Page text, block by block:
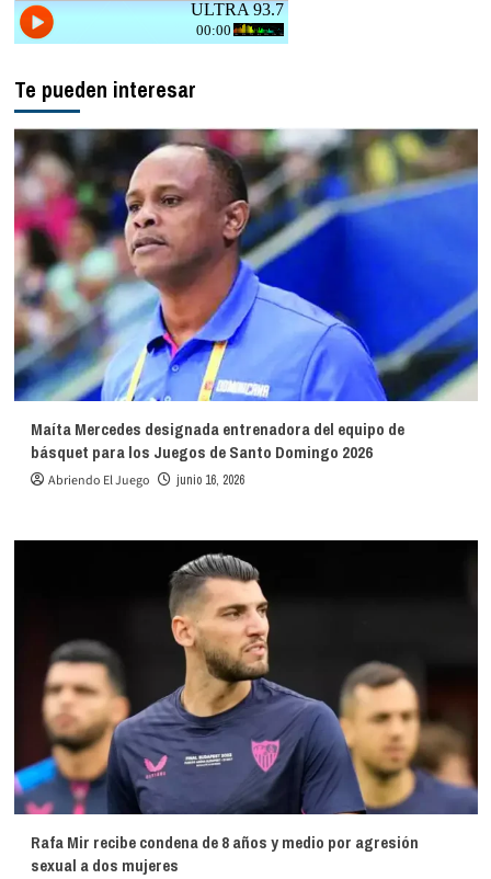
Te pueden interesar
Maíta Mercedes designada entrenadora del equipo de
básquet para los Juegos de Santo Domingo 2026
Abriendo El Juego junio 16, 2026
Rafa Mir recibe condena de 8 años y medio por agresión
sexual a dos mujeres